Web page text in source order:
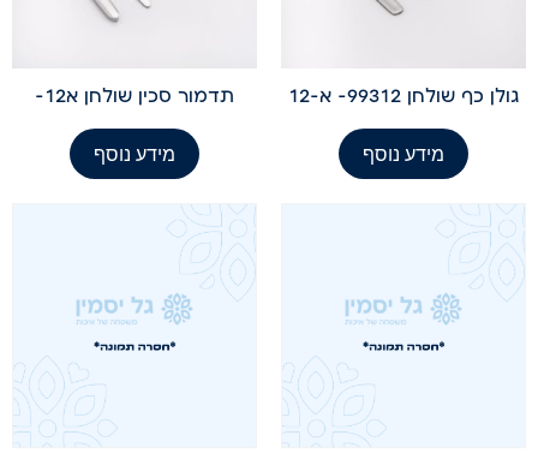
גולן כף שולחן 99312- א-12
מידע נוסף
תדמור סכין שולחן א12-
מידע נוסף